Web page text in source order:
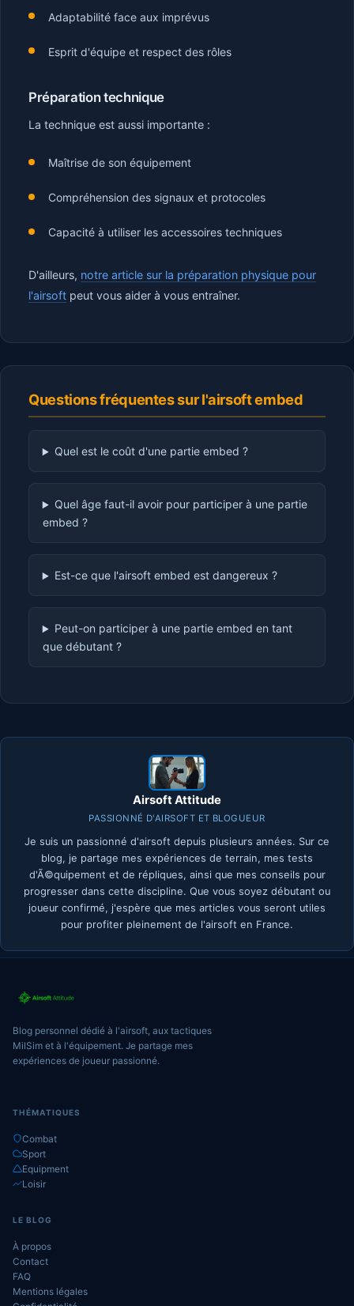
Adaptabilité face aux imprévus
Esprit d'équipe et respect des rôles
Préparation technique
La technique est aussi importante :
Maîtrise de son équipement
Compréhension des signaux et protocoles
Capacité à utiliser les accessoires techniques
D'ailleurs, notre article sur la préparation physique pour
l'airsoft peut vous aider à vous entraîner.
Questions fréquentes sur l'airsoft embed
Quel est le coût d'une partie embed ?
Quel âge faut-il avoir pour participer à une partie
embed ?
Est-ce que l'airsoft embed est dangereux ?
Peut-on participer à une partie embed en tant
que débutant ?
Airsoft Attitude
PASSIONNÉ D'AIRSOFT ET BLOGUEUR
Je suis un passionné d'airsoft depuis plusieurs années. Sur ce
blog, je partage mes expériences de terrain, mes tests
d'Ã©quipement et de répliques, ainsi que mes conseils pour
progresser dans cette discipline. Que vous soyez débutant ou
joueur confirmé, j'espère que mes articles vous seront utiles
pour profiter pleinement de l'airsoft en France.
Blog personnel dédié à l'airsoft, aux tactiques
MilSim et à l'équipement. Je partage mes
expériences de joueur passionné.
THÉMATIQUES
Combat
Sport
Equipment
Loisir
LE BLOG
À propos
Contact
FAQ
Mentions légales